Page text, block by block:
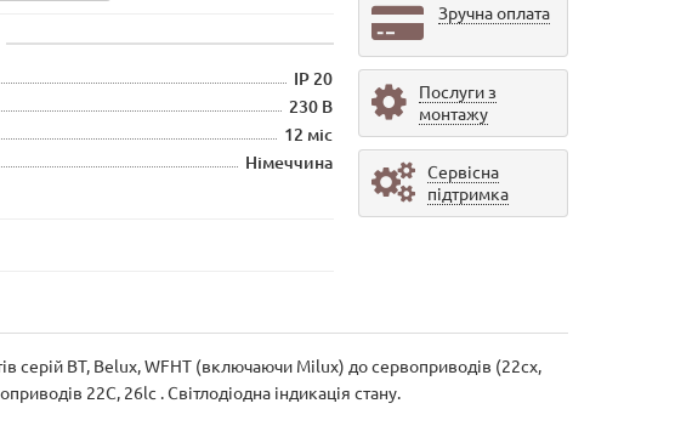
IP 20
230 В
12 міс
Німеччина
Зручна оплата
Послуги з
монтажу
Сервісна
підтримка
серій BT, Belux, WFHT (включаючи Milux) до сервоприводів (22cx,
22С, 26lc . Світлодіодна індикація стану.